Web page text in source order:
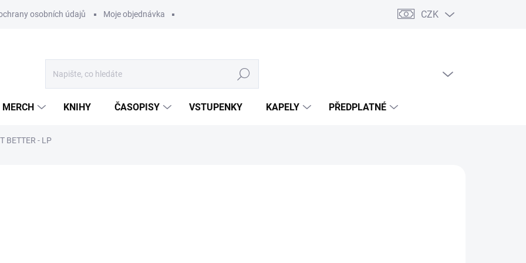
osobních údajů Moje objednávka CZK
Hledat
MERCH KNIHY ČASOPISY VSTUPENKY KAPELY PŘEDPLATNÉ
BETTER - LP